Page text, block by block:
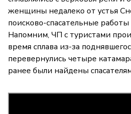
женщины недалеко от устья
поисково-спасательные
Напомним, ЧП с туристами
время сплава из-за
перевернулись четыре
ранее были найдены